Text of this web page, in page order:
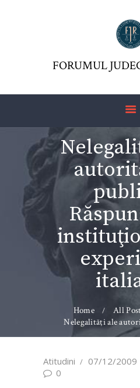
FORUMUL
Home All
Nelegalităţi ale
FORUMUL
FJR
Atitudini 07/12/2009
0